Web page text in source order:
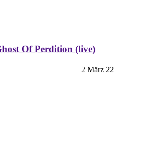
Of Perdition (live)
2 März 22